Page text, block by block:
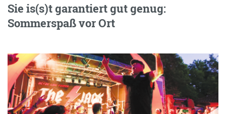
Sie is(s)t garantiert gut genug:
Sommerspaß vor Ort